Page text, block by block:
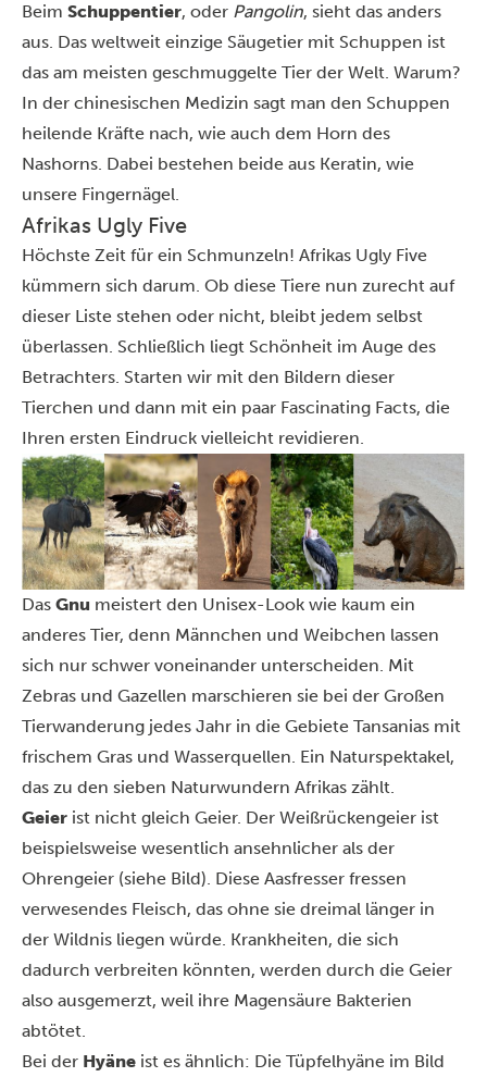
Beim Schuppentier, oder Pangolin, sieht das anders
aus. Das weltweit einzige Säugetier mit Schuppen ist
das am meisten geschmuggelte Tier der Welt. Warum?
In der chinesischen Medizin sagt man den Schuppen
heilende Kräfte nach, wie auch dem Horn des
Nashorns. Dabei bestehen beide aus Keratin, wie
unsere Fingernägel.
Afrikas Ugly Five
Höchste Zeit für ein Schmunzeln! Afrikas Ugly Five
kümmern sich darum. Ob diese Tiere nun zurecht auf
dieser Liste stehen oder nicht, bleibt jedem selbst
überlassen. Schließlich liegt Schönheit im Auge des
Betrachters. Starten wir mit den Bildern dieser
Tierchen und dann mit ein paar Fascinating Facts, die
Ihren ersten Eindruck vielleicht revidieren.
Das Gnu meistert den Unisex-Look wie kaum ein
anderes Tier, denn Männchen und Weibchen lassen
sich nur schwer voneinander unterscheiden. Mit
Zebras und Gazellen marschieren sie bei der Großen
Tierwanderung jedes Jahr in die Gebiete Tansanias mit
frischem Gras und Wasserquellen. Ein Naturspektakel,
das zu den sieben Naturwundern Afrikas zählt.
Geier ist nicht gleich Geier. Der Weißrückengeier ist
beispielsweise wesentlich ansehnlicher als der
Ohrengeier (siehe Bild). Diese Aasfresser fressen
verwesendes Fleisch, das ohne sie dreimal länger in
der Wildnis liegen würde. Krankheiten, die sich
dadurch verbreiten könnten, werden durch die Geier
also ausgemerzt, weil ihre Magensäure Bakterien
abtötet.
Bei der Hyäne ist es ähnlich: Die Tüpfelhyäne im Bild